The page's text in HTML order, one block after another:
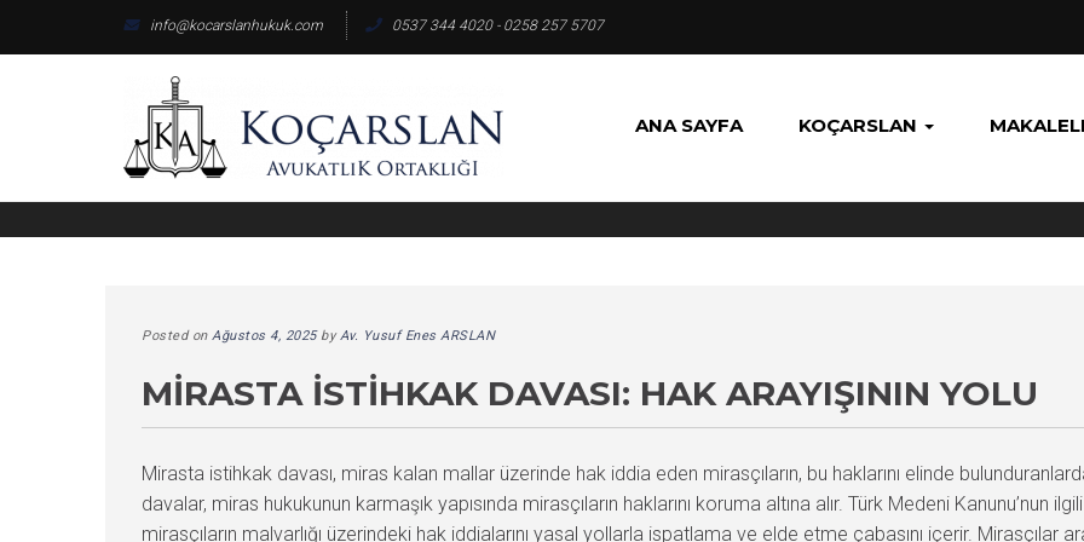
info@kocarslanhukuk.com 0537 344 4020 - 0258 257 5707
ANA SAYFA KOÇARSLAN
Posted on Ağustos 4, 2025byAv. Yusuf Enes ARSLAN
MIRASTA İSTIHKAK DAVASI: HAK ARAYIŞININ YOLU
Mirasta istihkak davası, miras kalan mallar üzerinde hak iddia eden mirasçıların, bu haklarını elinde
davalar, miras hukukunun karmaşık yapısında mirasçıların haklarını koruma altına alır. Türk Medeni Kanunu’nun
mirasçıların malvarlığı üzerindeki hak iddialarını yasal yollarla ispatlama ve elde etme çabasını içerir. Mirasçılar